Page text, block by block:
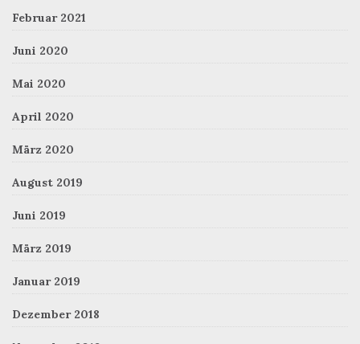
Februar 2021
Juni 2020
Mai 2020
April 2020
März 2020
August 2019
Juni 2019
März 2019
Januar 2019
Dezember 2018